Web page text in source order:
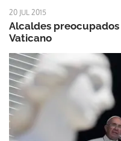
20 JUL 2015
Alcaldes
Vaticano